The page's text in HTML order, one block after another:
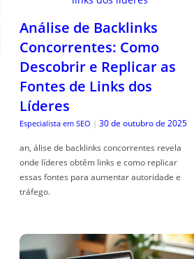
Análise de Backlinks
Concorrentes: Como
Descobrir e Replicar as
Fontes de Links dos
Líderes
Especialista em SEO | 30 de outubro de 2025
an, álise de backlinks concorrentes revela
onde líderes obtêm links e como replicar
essas fontes para aumentar autoridade e
tráfego.